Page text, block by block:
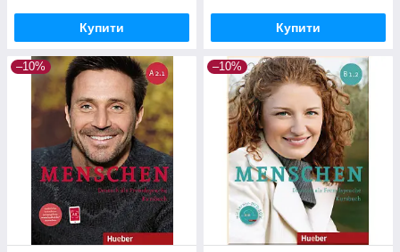
Купити Купити
–10% –10%